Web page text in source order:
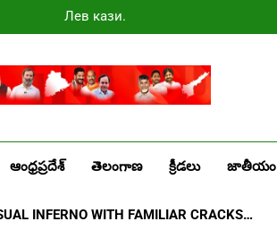
Лев казино
промокоды
ఆంధ్రప్రదేశ్ తెలంగాణ క్రీడలు జాతీయం
INFERNO WITH FAMILIAR CRACKS…